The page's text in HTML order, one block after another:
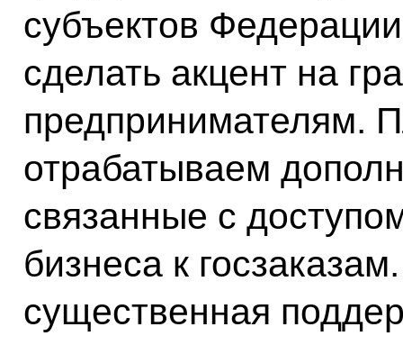
субъектов
сделать акцент на
предпринимателям.
отрабатываем
связанные с
бизнеса к
существенная